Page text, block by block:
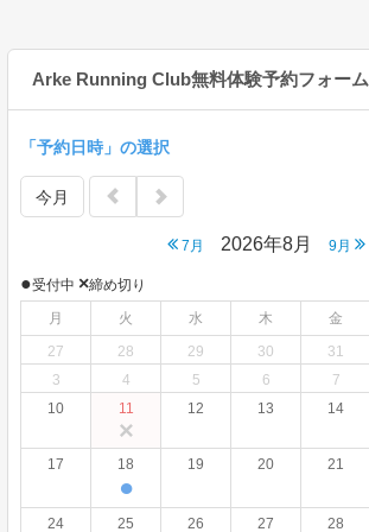
Arke Running Club無料体験予約フォーム
「予約日時」の選択
今月
7月 2026年8月 9月
●受付中 ×締め切り
月
火 水 木 金
27
28 29 30 31
3
4 5 6 7
10
11
×
12 13 14
17 18
●
19 20 21
24 25 26 27 28